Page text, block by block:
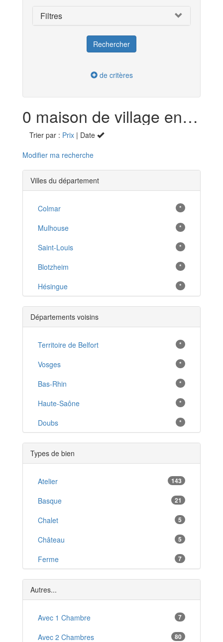
Filtres
de critères
0 maison de village en vente dans le Haut-Rhin (68)
Trier par : Prix | Date
Modifier ma recherche
Villes du département
Colmar *
Mulhouse *
Saint-Louis *
Blotzheim *
Hésingue *
Village-Neuf *
Riedisheim *
Illzach *
Kembs *
Altkirch *
Wittenheim *
Rosenau *
Sierentz *
Kingersheim *
Rixheim *
Huningue *
Schlierbach *
Seppois-le-Bas *
Bartenheim *
Soultz-Haut-Rhin *
Départements voisins
Territoire de Belfort *
Vosges *
Bas-Rhin *
Haute-Saône *
Doubs *
Types de bien
Atelier 143
Basque 21
Chalet 5
Château 5
Ferme 7
Hangar 1
Local Commercial 5
Studio 1
T1 1
Autres...
Avec 1 Chambre 7
Avec 2 Chambres 80